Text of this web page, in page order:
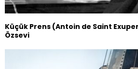
Küçük Prens (Antoin de Saint
Özsevi